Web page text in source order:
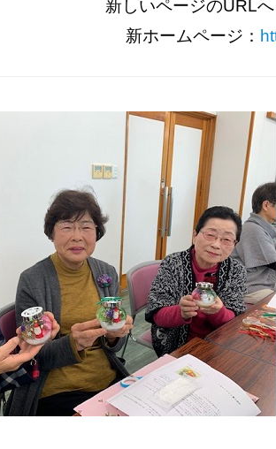
新しいページのURL
新ホームページ：